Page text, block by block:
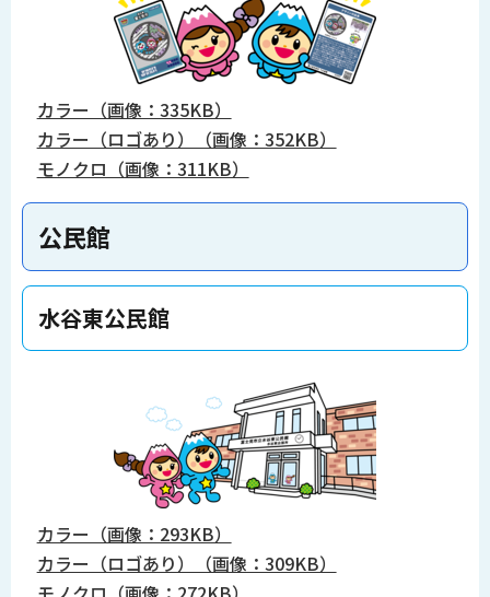
カラー（画像：335KB）
カラー（ロゴあり）（画像：352KB）
モノクロ（画像：311KB）
公民館
水谷東公民館
カラー（画像：293KB）
カラー（ロゴあり）（画像：309KB）